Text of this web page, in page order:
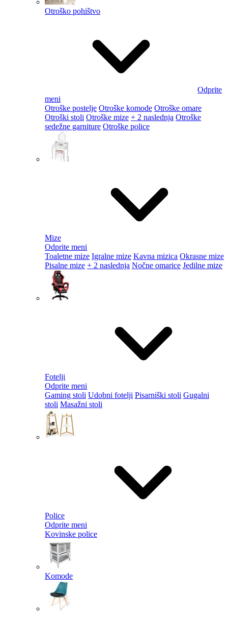
Otroško pohištvo
Odprite
meni
Otroške postelje Otroške komode Otroške omare
Otroški stoli Otroške mize + 2 naslednja Otroške
sedežne garniture Otroške police
Mize
Odprite meni
Toaletne mize Igralne mize Kavna mizica Okrasne mize
Pisalne mize + 2 naslednja Nočne omarice Jedilne mize
Fotelji
Odprite meni
Gaming stoli Udobni fotelji Pisarniški stoli Gugalni
stoli Masažni stoli
Police
Odprite meni
Kovinske police
Komode